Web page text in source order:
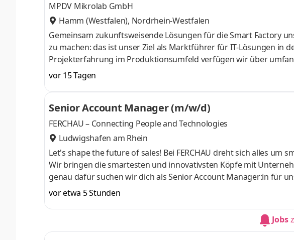
MPDV Mikrolab GmbH
Hamm (Westfalen), Nordrhein-Westfalen
Gemeinsam zukunftsweisende Lösungen für die Smart Factory
zu machen: das ist unser Ziel als Marktführer für IT-Lösungen in
Projekterfahrung im Produktionsumfeld verfügen wir über
Menschen in 1.750 Fertigungsunternehmen weltweit nutzen
Produktionsprozesse effizienter zu gestalten. Als innovatives
Mitarbeitern sind wir weiterhin auf Erfolgskurs und suchen zur
Hamm (Westfalen) Sie als Account Manager (m/w/d)
vor 15 Tagen
Senior Account Manager (m/w/d)
FERCHAU – Connecting People and Technologies
Ludwigshafen am Rhein
Let's shape the future of sales! Bei FERCHAU dreht sich alles um
Wir bringen die smartesten und innovativsten Köpfe mit
genau dafür suchen wir dich als Senior Account Manager:in für
Innovation, willst im Team was bewegen und suchst echte
Proaktiver Aufbau und nachhaltige Pflege langfristiger
vor etwa 5 Stunden
Jobs